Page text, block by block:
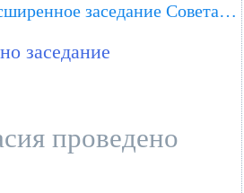
заседание Совета…
заседание
проведено